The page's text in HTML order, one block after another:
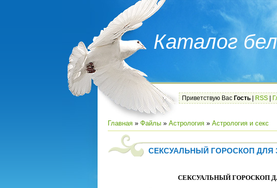
Каталог
Приветствую Вас Гость RSS
Главная » Файлы » Астрология » Астрология и секс
СЕКСУАЛЬНЫЙ ГОРОСКОП ДЛЯ
СЕКСУАЛЬНЫЙ ГОРОСКОП